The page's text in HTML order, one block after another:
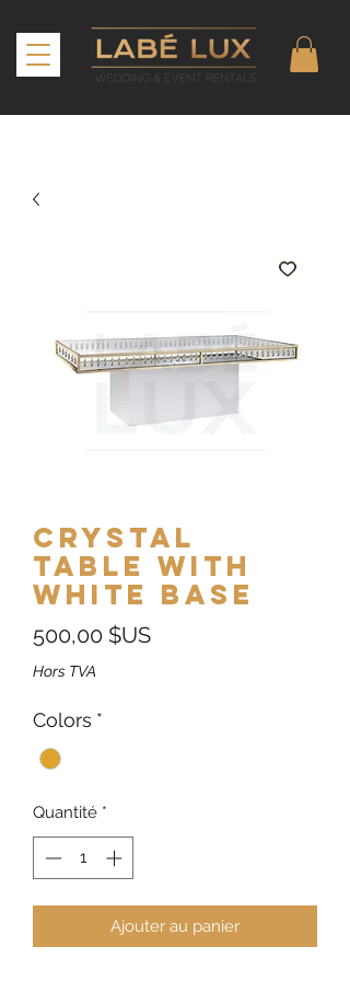
Crystal
Table with
White Base
500,00 $USPrix
Hors TVA
Colors *
Quantité *
Ajouter au panier